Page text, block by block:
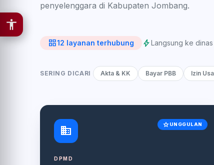
penyelenggara di Kabupaten Jombang.
grid_view12 layanan terhubung boltLangsung ke
SERING DICARI Akta & KK Bayar PBB Izin
domain starUNGGULAN
DPMD